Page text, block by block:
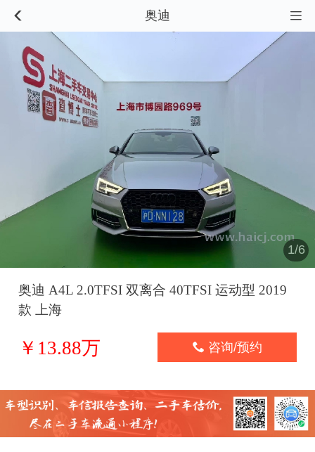
 奥迪 
1/6
奥迪 A4L 2.0TFSI 双离合 40TFSI 运动型 2019
款 上海
￥13.88万  咨询/预约